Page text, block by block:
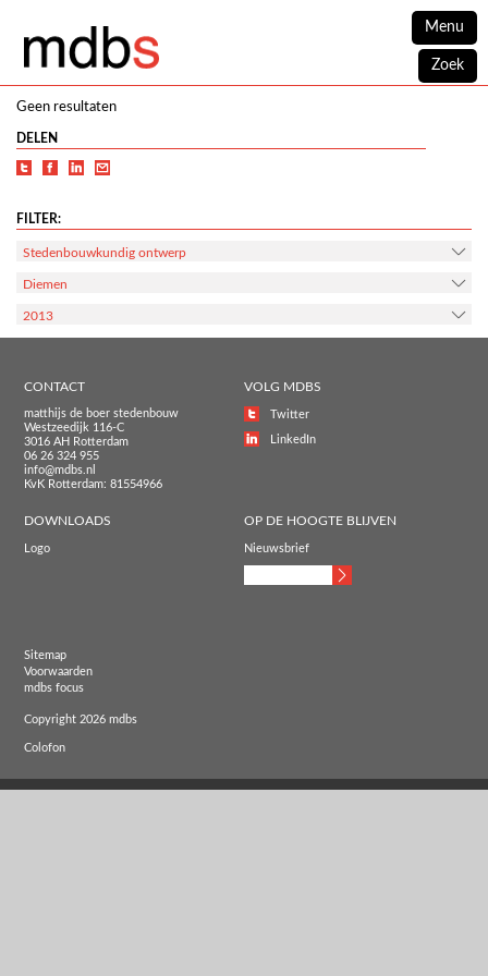
Menu
Zoek
Geen resultaten
DELEN
FILTER:
Stedenbouwkundig ontwerp
Diemen
2013
CONTACT
matthijs de boer stedenbouw
Westzeedijk 116-C
3016 AH Rotterdam
06 26 324 955
info@mdbs.nl
KvK Rotterdam: 81554966
VOLG MDBS
Twitter
LinkedIn
DOWNLOADS
Logo
OP DE HOOGTE BLIJVEN
Nieuwsbrief
Sitemap
Voorwaarden
mdbs focus
Copyright 2026 mdbs
Colofon